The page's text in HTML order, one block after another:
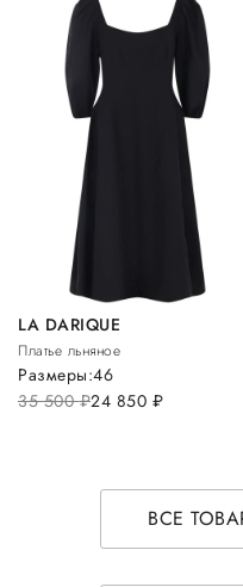
LA DARIQUE
Платье льняное
35 500руб.24 850 руб.
Размеры:46
ВСЕ